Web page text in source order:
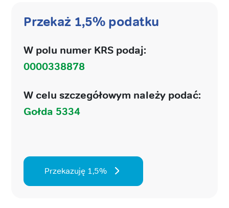
Przekaż 1,5% podatku
W polu numer KRS podaj:
0000338878
W celu szczegółowym należy podać:
Gołda 5334
Przekazuję 1,5%